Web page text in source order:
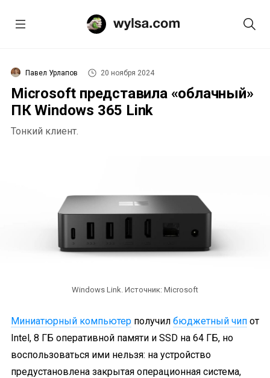
Павел Урлапов 20 ноября 2024
Microsoft представила «облачный»
ПК Windows 365 Link
Тонкий клиент.
Windows Link. Источник: Microsoft
Миниатюрный компьютер получил бюджетный чип от
Intel, 8 ГБ оперативной памяти и SSD на 64 ГБ, но
воспользоваться ими нельзя: на устройство
предустановлена закрытая операционная система,